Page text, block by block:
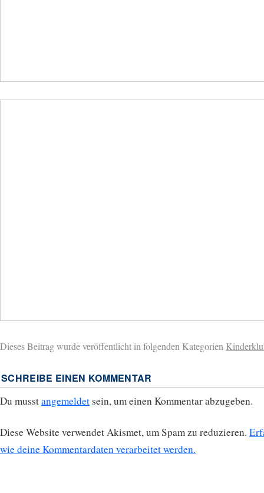
Dieses Beitrag wurde veröffentlicht in folgenden Kategorien
SCHREIBE EINEN KOMMENTAR
Du musstangemeldet sein, um einen Kommentar abzugeben.
Diese Website verwendet Akismet, um Spam zu reduzieren.
wie deine Kommentardaten verarbeitet werden.